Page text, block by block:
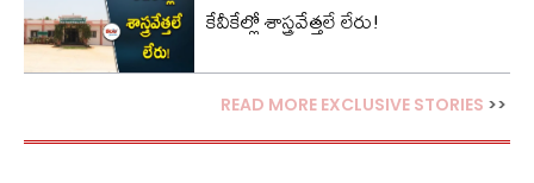
కేవీకేల్లో శాస్త్రవేత్తలే లేరు!
READ MORE EXCLUSIVE STORIES >>